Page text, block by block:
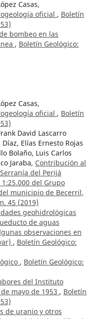
Casas,
oficial , Boletín
bombeo en las
, Boletín Geológico:
Casas,
oficial , Boletín
David Lascarro
Elías Ernesto Rojas
Bolaño, Luis Carlos
Jaraba, Contribución al
del Perijá
del Grupo
municipio de Becerril,
45 (2019)
geohidrológicas
de aguas
observaciones en
, Boletín Geológico:
, Boletín Geológico:
del Instituto
mayo de 1953 , Boletín
de uranio y otros